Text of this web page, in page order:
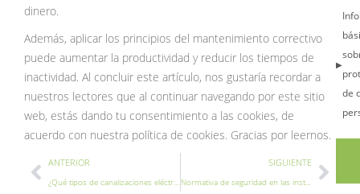
dinero.
Además, aplicar los principios del mantenimiento correctivo
puede aumentar la productividad y reducir los tiempos de
inactividad. Al concluir este artículo, nos gustaría recordar a
nuestros lectores que al continuar navegando por este sitio
web, estás dando tu consentimiento a las cookies, de
acuerdo con nuestra política de cookies. Gracias por leernos.
AntANTERIOR SIGUIENTE
Normativa de seguridad en las instalaciones de gas
de